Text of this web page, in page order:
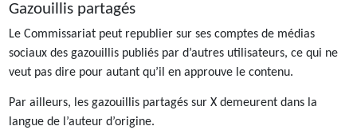
Gazouillis partagés
Le Commissariat peut republier sur ses comptes de médias
sociaux des gazouillis publiés par d’autres utilisateurs, ce qui ne
veut pas dire pour autant qu’il en approuve le contenu.
Par ailleurs, les gazouillis partagés sur X demeurent dans la
langue de l’auteur d’origine.